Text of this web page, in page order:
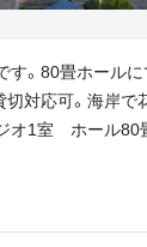
す。80畳ホール
対応可。海岸で
オ1室 ホール80